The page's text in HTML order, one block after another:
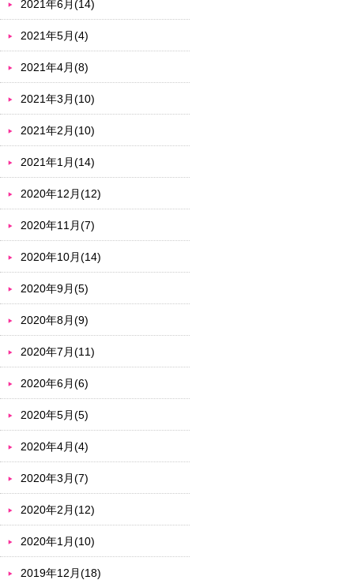
2021年6月(14)
2021年5月(4)
2021年4月(8)
2021年3月(10)
2021年2月(10)
2021年1月(14)
2020年12月(12)
2020年11月(7)
2020年10月(14)
2020年9月(5)
2020年8月(9)
2020年7月(11)
2020年6月(6)
2020年5月(5)
2020年4月(4)
2020年3月(7)
2020年2月(12)
2020年1月(10)
2019年12月(18)